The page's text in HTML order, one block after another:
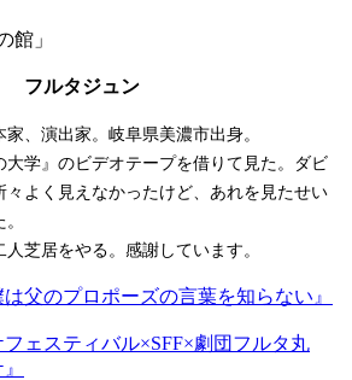
フルタジュン
、演出家。岐阜県美濃市出身。
大学』のビデオテープを借りて見た。ダビ
々よく見えなかったけど、あれを見たせい
芝居をやる。感謝しています。
父のプロポーズの言葉を知らない』
ェスティバル×SFF×劇団フルタ丸